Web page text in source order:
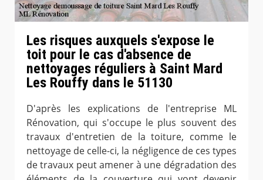
Les risques auxquels s'expose le
toit pour le cas d'absence de
nettoyages réguliers à Saint Mard
Les Rouffy dans le 51130
D'après les explications de l'entreprise ML
Rénovation, qui s'occupe le plus souvent des
travaux d'entretien de la toiture, comme le
nettoyage de celle-ci, la négligence de ces types
de travaux peut amener à une dégradation des